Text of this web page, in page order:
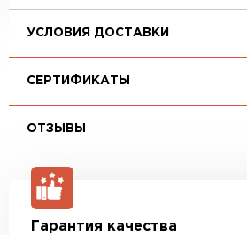
УСЛОВИЯ ДОСТАВКИ
СЕРТИФИКАТЫ
ОТЗЫВЫ
Гарантия качества